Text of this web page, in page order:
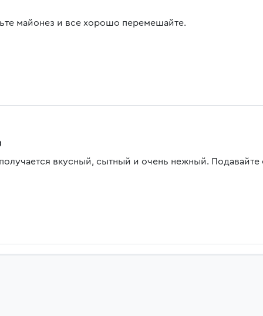
майонез и все хорошо перемешайте.
вкусный, сытный и очень нежный.